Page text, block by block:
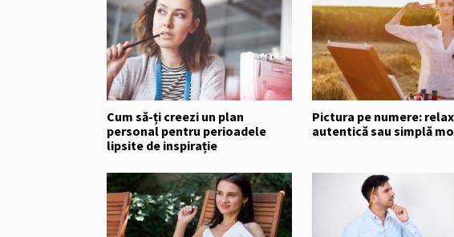
Cum să-ți creezi un plan
personal pentru perioadele
lipsite de inspirație
Pictura pe numere:
autentică sau simplă